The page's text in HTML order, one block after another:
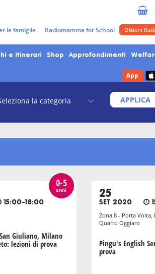
le famiglie Radiomamma for School Ottieni
e Itinerari Shop Approfondimenti
App
APPLICA
0-5
anni
15:00-18:00
Giuliano, Milano
lezioni di prova
25
SET 2020
Zona 8 - Porta Volta,
Quarto Oggiaro
Pingu's English
prova